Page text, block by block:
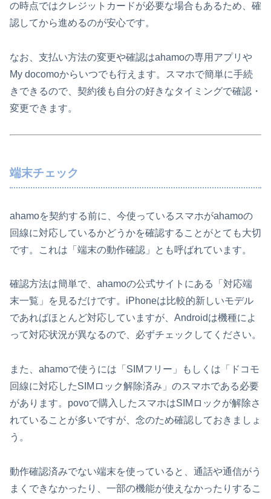
の時点ではクレジットカードが必要な場合もあるため、確
認してから進めるのが安心です。
なお、支払い方法の変更や確認はahamoの専用アプリや
My docomoからいつでも行えます。スマホで簡単に手続
きできるので、契約後も自分の好きなタイミングで確認・
変更できます。
端末チェック
ahamoを契約する前に、今使っているスマホがahamoの
回線に対応しているかどうかを確認することがとても大切
です。これは「端末の動作確認」とも呼ばれています。
確認方法は簡単で、ahamoの公式サイトにある「対応端
末一覧」を見るだけです。iPhoneは比較的新しいモデル
であればほとんど対応していますが、Androidは機種によ
って対応状況が異なるので、必ずチェックしてください。
また、ahamoで使うには「SIMフリー」もしくは「ドコモ
回線に対応したSIMロック解除済み」のスマホである必要
があります。povoで購入したスマホはSIMロックが解除さ
れていることが多いですが、念のため確認しておきましょ
う。
動作確認済みでない端末を使っていると、通話や通信がう
まくできなかったり、一部の機能が使えなかったりするこ